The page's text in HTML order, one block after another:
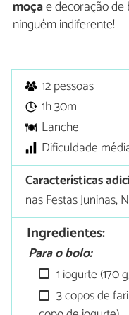
moçae decoração
ninguém indiferente!
12 pessoas
1h 30m
Lanche
Dificuldade
Características
nas Festas Juninas,
Ingredientes:
Para o bolo:
1 iogurte (170
3 copos de